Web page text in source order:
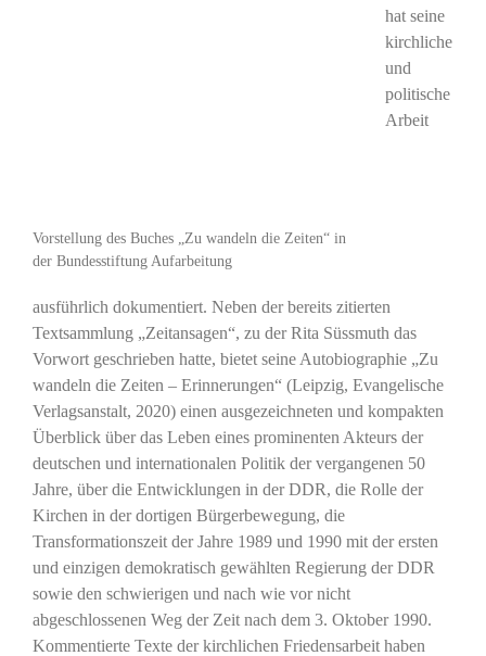
Vorstellung des Buches „Zu wandeln die Zeiten“ in
der Bundesstiftung Aufarbeitung
hat seine
kirchliche
und
politische
Arbeit
ausführlich dokumentiert. Neben der bereits zitierten
Textsammlung „Zeitansagen“, zu der Rita Süssmuth das
Vorwort geschrieben hatte, bietet seine Autobiographie „Zu
wandeln die Zeiten – Erinnerungen“ (Leipzig, Evangelische
Verlagsanstalt, 2020) einen ausgezeichneten und kompakten
Überblick über das Leben eines prominenten Akteurs der
deutschen und internationalen Politik der vergangenen 50
Jahre, über die Entwicklungen in der DDR, die Rolle der
Kirchen in der dortigen Bürgerbewegung, die
Transformationszeit der Jahre 1989 und 1990 mit der ersten
und einzigen demokratisch gewählten Regierung der DDR
sowie den schwierigen und nach wie vor nicht
abgeschlossenen Weg der Zeit nach dem 3. Oktober 1990.
Kommentierte Texte der kirchlichen Friedensarbeit haben